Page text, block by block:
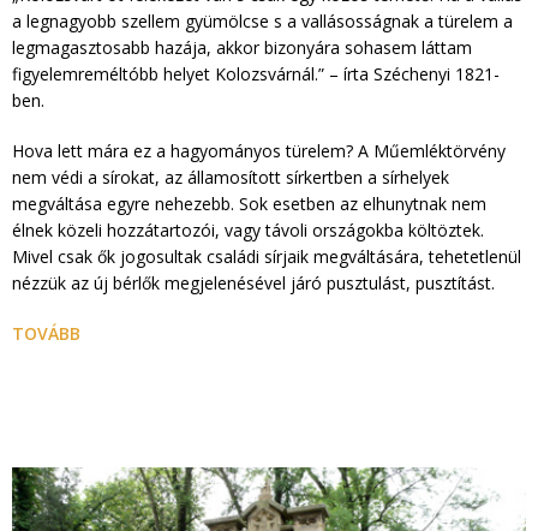
a legnagyobb szellem gyümölcse s a vallásosságnak a türelem a
legmagasztosabb hazája, akkor bizonyára sohasem láttam
figyelemreméltóbb helyet Kolozsvárnál.” – írta Széchenyi 1821-
ben.
Hova lett mára ez a hagyományos türelem? A Műemléktörvény
nem védi a sírokat, az államosított sírkertben a sírhelyek
megváltása egyre nehezebb. Sok esetben az elhunytnak nem
élnek közeli hozzátartozói, vagy távoli országokba költöztek.
Mivel csak ők jogosultak családi sírjaik megváltására, tehetetlenül
nézzük az új bérlők megjelenésével járó pusztulást, pusztítást.
TOVÁBB